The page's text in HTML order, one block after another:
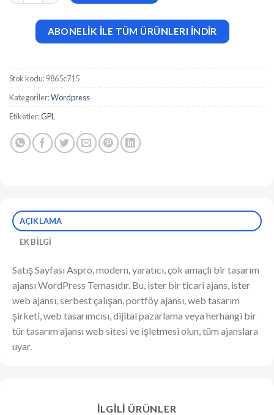
ABONELİK İLE TÜM ÜRÜNLERI İNDİR
Stok kodu:9865c715
Kategoriler:Wordpress
Etiketler:GPL
AÇIKLAMA
EK BILGI
Satış Sayfası Aspro, modern, yaratıcı, çok amaçlı bir tasarım
ajansı WordPress Temasıdır. Bu, ister bir ticari ajans, ister
web ajansı, serbest çalışan, portföy ajansı, web tasarım
şirketi, web tasarımcısı, dijital pazarlama veya herhangi bir
tür tasarım ajansı web sitesi ve işletmesi olun, tüm ajanslara
uyar.
İLGILI ÜRÜNLER